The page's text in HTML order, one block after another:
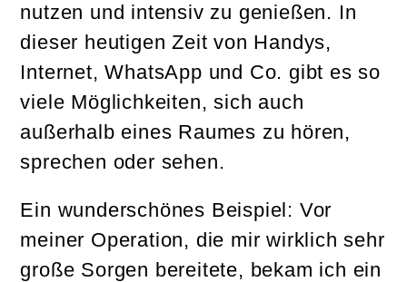
nutzen und intensiv zu genießen. In
dieser heutigen Zeit von Handys,
Internet, WhatsApp und Co. gibt es so
viele Möglichkeiten, sich auch
außerhalb eines Raumes zu hören,
sprechen oder sehen.
Ein wunderschönes Beispiel: Vor
meiner Operation, die mir wirklich sehr
große Sorgen bereitete, bekam ich ein